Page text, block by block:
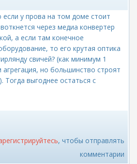
если у прова на том доме стоит
через медиа конвертер
а если там конечное
то его крутая оптика
свичей? (как минимум 1
агрегация, но большинство строят
Тогда выгоднее остаться с
, чтобы отправлять
комментарии